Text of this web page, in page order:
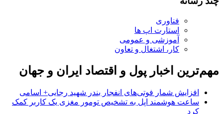
فناوری
استارت اپ ها
آموزشی و عمومی
کار، اشتغال و تعاون
مهم‌ترین اخبار پول و اقتصاد ایران و جهان
افزایش شمار فوتی‌های انفجار بندر شهید رجایی+ اسامی
ساعت هوشمند اپل به تشخیص تومور مغزی یک کاربر کمک
کرد